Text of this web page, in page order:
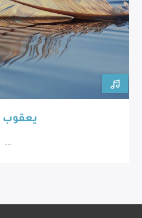
يعقوب ١، ٢٧
...